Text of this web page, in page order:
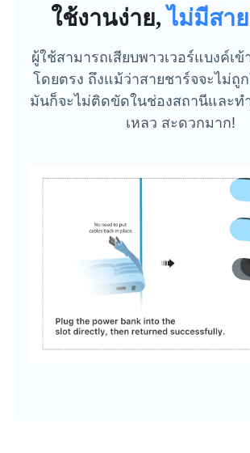
ใช้งานง่าย,ไม่มีสา
ผู้ใช้สามารถเสียบพาวเวอร์แบงค์เ
โดยตรง ถึงแม้ว่าสายชาร์จจะไม่ถู
มันก็จะไม่ติดขัดในช่องสถานีและท
เหลว สะดวกมาก!